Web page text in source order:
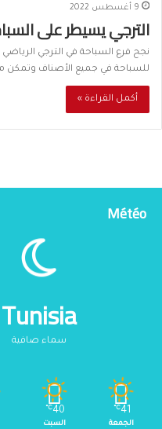
9 أغسطس 2022
الترجي يسيطر على
نجح فرع السباحة في الترجي
للسباحة في جميع الأصناف وتمكن
أكمل القراءة »
Météo
Tunisia
سماء صافية
41
℃
الجمعة
40
℃
السبت